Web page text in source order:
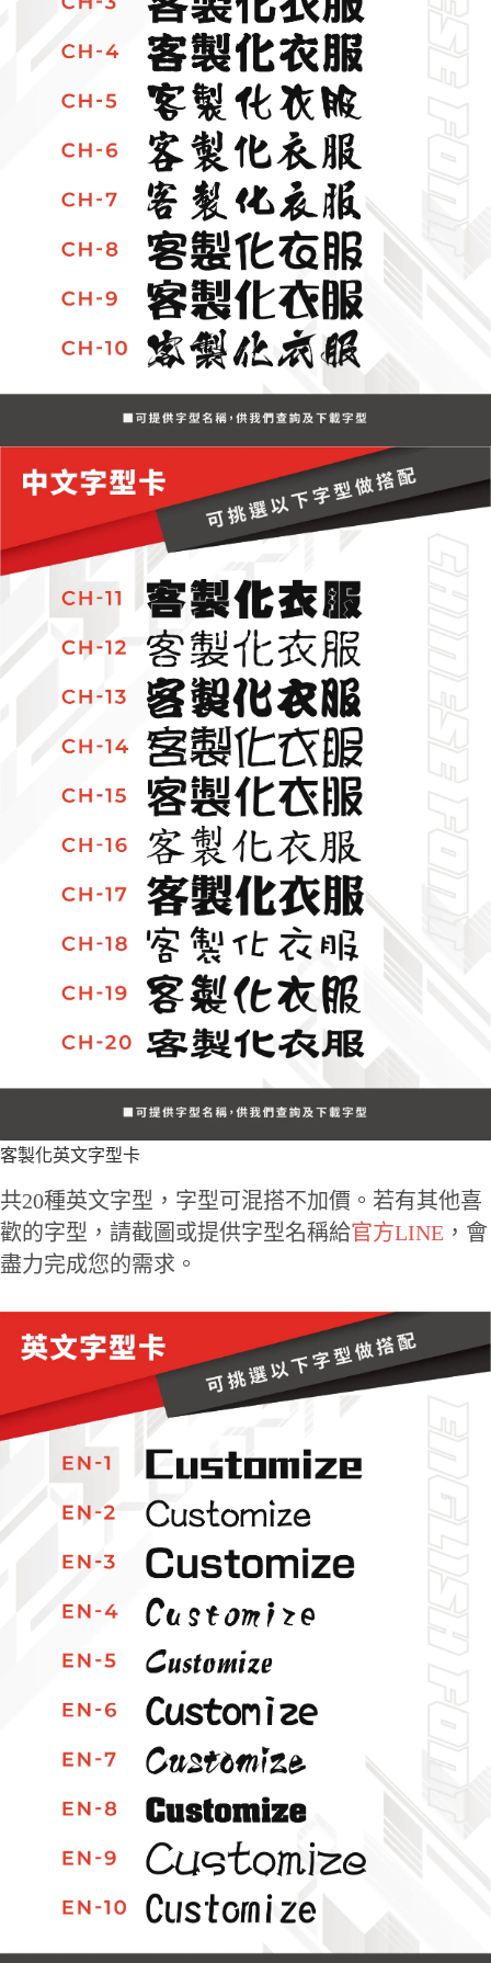
客製化英文字型卡
共20種英文字型，字型可混搭不加價。若有其他喜
歡的字型，請截圖或提供字型名稱給官方LINE ，會
盡力完成您的需求。